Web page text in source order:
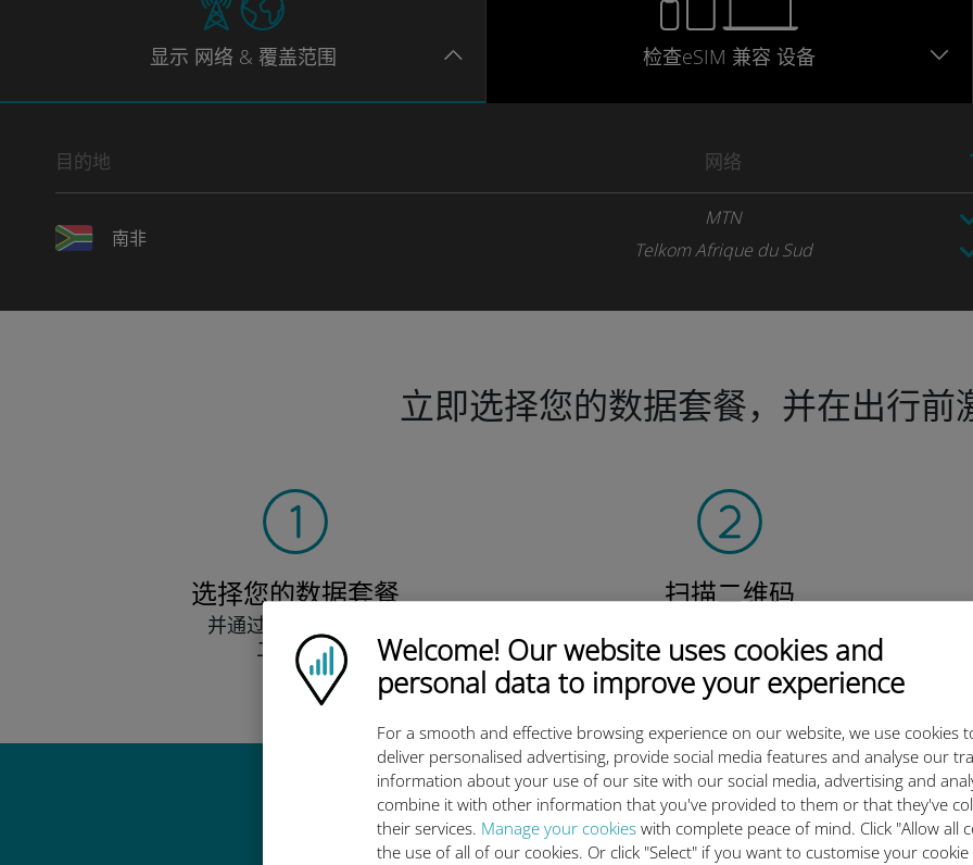
Ubigi logo
Welcome! Our website uses cookies and
personal data to improve your experience
For a smooth and effective browsing experience on our website, we use cookies
deliver personalised advertising, provide social media features and analyse our
information about your use of our site with our social media, advertising and
combine it with other information that you've provided to them or that they've
their services. Manage your cookies with complete peace of mind. Click "Allow all
the use of all of our cookies. Or click "Select" if you want to customise your
显示 网络 & 覆盖范围 检查eSIM 兼容 设备
目的地 网络
南非
MTN
Telkom Afrique du Sud
立即选择您的数据套餐，并在出行前
选择您的数据套餐
并通过电子邮件接收
二维码。
快点！
扫描二维码
安装Ubigi eSIM。
简单！
为什么Ubigi国际eSIM如此出色